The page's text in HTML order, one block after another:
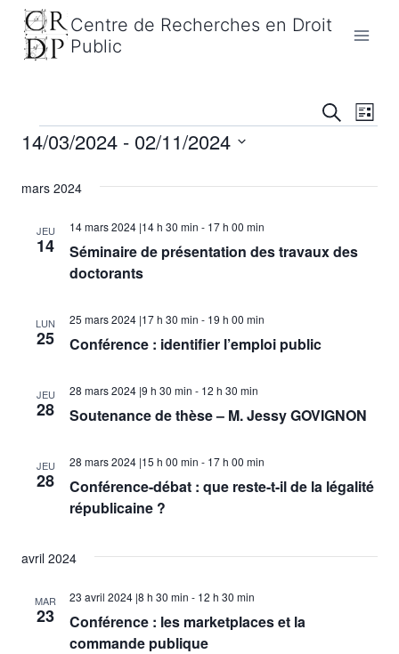
Aller
contenu
Centre de Recherches en Droit
Public
vues
Recherche
Liste
Évènements
14/03/2024 - 02/11/2024
une
mars 2024
JEU
14
Séminaire de présentation des travaux des
doctorants
14 mars 2024 |14 h 30 min - 17 h 00 min
LUN
25 Conférence : identifier l’emploi public
25 mars 2024 |17 h 30 min - 19 h 00 min
JEU
28 Soutenance de thèse – M. Jessy GOVIGNON
28 mars 2024 |9 h 30 min - 12 h 30 min
JEU
28
Conférence-débat : que reste-t-il de la légalité
républicaine ?
28 mars 2024 |15 h 00 min - 17 h 00 min
avril 2024
MAR
23
Conférence : les marketplaces et la
commande publique
23 avril 2024 |8 h 30 min - 12 h 30 min